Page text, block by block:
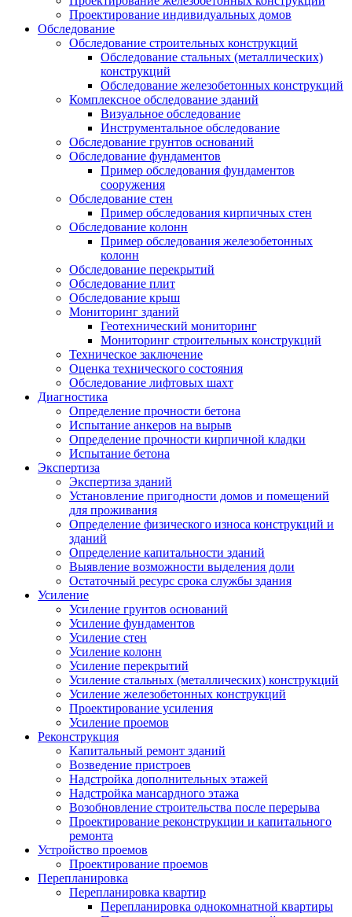
Проектирование индивидуальных домов
Обследование
Обследование строительных конструкций
Обследование стальных (металлических)
конструкций
Обследование железобетонных конструкций
Комплексное обследование зданий
Визуальное обследование
Инструментальное обследование
Обследование грунтов оснований
Обследование фундаментов
Пример обследования фундаментов
сооружения
Обследование стен
Пример обследования кирпичных стен
Обследование колонн
Пример обследования железобетонных
колонн
Обследование перекрытий
Обследование плит
Обследование крыш
Мониторинг зданий
Геотехнический мониторинг
Мониторинг строительных конструкций
Техническое заключение
Оценка технического состояния
Обследование лифтовых шахт
Диагностика
Определение прочности бетона
Испытание анкеров на вырыв
Определение прочности кирпичной кладки
Испытание бетона
Экспертиза
Экспертиза зданий
Установление пригодности домов и помещений
для проживания
Определение физического износа конструкций и
зданий
Определение капитальности зданий
Выявление возможности выделения доли
Остаточный ресурс срока службы здания
Усиление
Усиление грунтов оснований
Усиление фундаментов
Усиление стен
Усиление колонн
Усиление перекрытий
Усиление стальных (металлических) конструкций
Усиление железобетонных конструкций
Проектирование усиления
Усиление проемов
Реконструкция
Капитальный ремонт зданий
Возведение пристроев
Надстройка дополнительных этажей
Надстройка мансардного этажа
Возобновление строительства после перерыва
Проектирование реконструкции и капитального
ремонта
Устройство проемов
Проектирование проемов
Перепланировка
Перепланировка квартир
Перепланировка однокомнатной квартиры